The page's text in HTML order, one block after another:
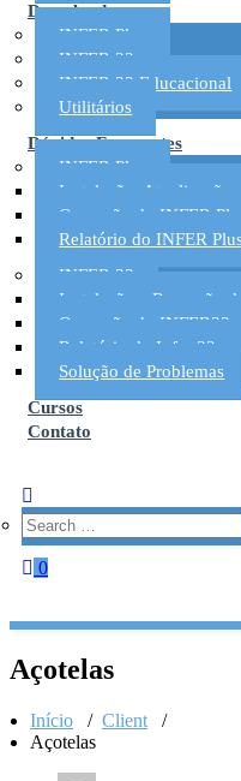
Download
INFER Plus
INFER 32
INFER 32 Educacional
Utilitários
Dúvidas Frequentes
INFER Plus
Instalação, Atualização
Operação do INFER Plus
Relatório do INFER
INFER 32
Instalação e Remoção
Operação do INFER32
Relatório do Infer 32
Solução de Problemas
Cursos
Contato
0
Açotelas
Início / Client /
Açotelas